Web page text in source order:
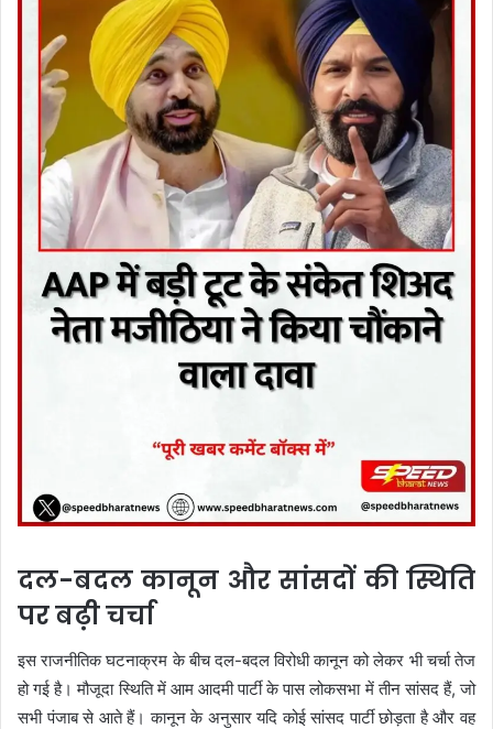
दल-बदल कानून और सांसदों की स्थिति
पर बढ़ी चर्चा
इस राजनीतिक घटनाक्रम के बीच दल-बदल विरोधी कानून को लेकर भी चर्चा तेज
हो गई है। मौजूदा स्थिति में आम आदमी पार्टी के पास लोकसभा में तीन सांसद हैं, जो
सभी पंजाब से आते हैं। कानून के अनुसार यदि कोई सांसद पार्टी छोड़ता है और वह